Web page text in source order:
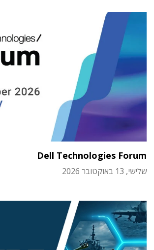
Dell Technologies Forum
שלישי, 13 באוקטובר 2026